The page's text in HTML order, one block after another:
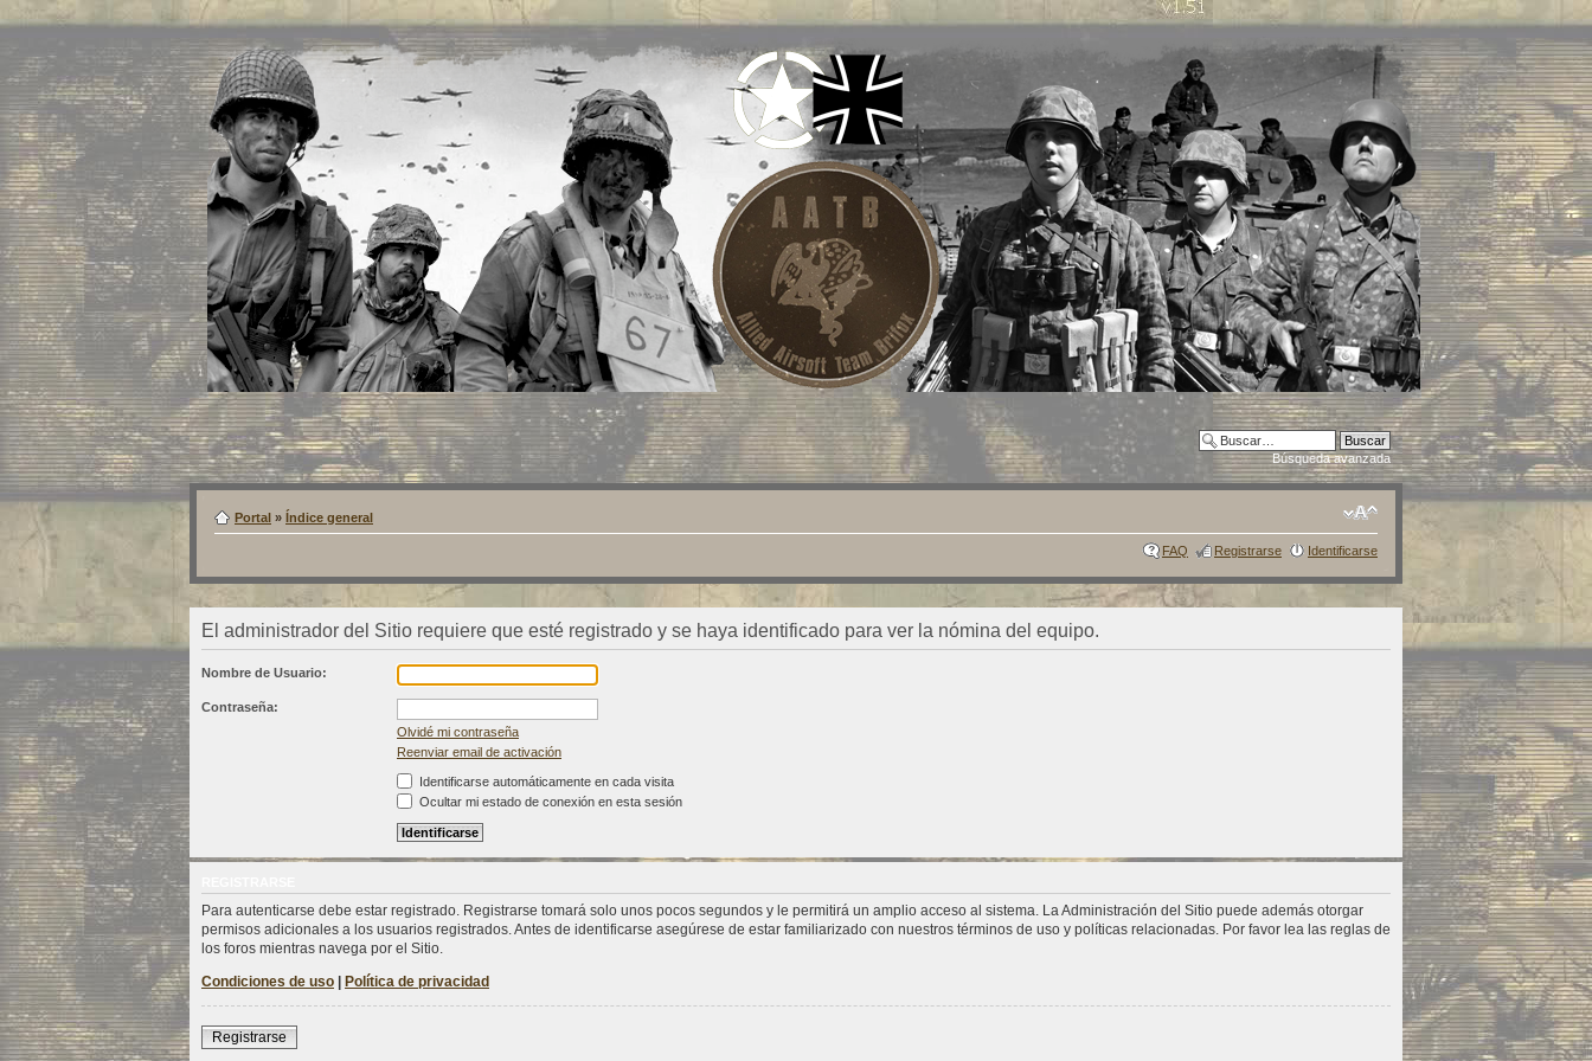
Búsqueda avanzada
Portal » Índice general
FAQ Registrarse Identificarse
El administrador del Sitio requiere que esté registrado y se haya identificado para ver la nómina del equipo.
Nombre de Usuario:
Contraseña:
Olvidé mi contraseña
Reenviar email de activación
Identificarse automáticamente en cada visita
Ocultar mi estado de conexión en esta sesión
Para autenticarse debe estar registrado. Registrarse tomará solo unos pocos segundos y le permitirá un amplio acceso al sistema. La Administración del Sitio puede además otorgar
permisos adicionales a los usuarios registrados. Antes de identificarse asegúrese de estar familiarizado con nuestros términos de uso y políticas relacionadas. Por favor lea las reglas de
los foros mientras navega por el Sitio.
Condiciones de uso | Política de privacidad
Registrarse